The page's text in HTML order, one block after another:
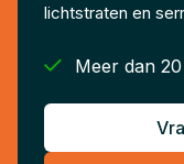
lichtstraten en
 Meer dan